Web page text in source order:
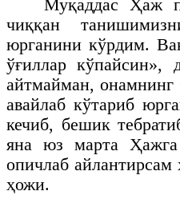
Муқаддас Ҳаж
чиққан
юрганини кўрдим.
ўғиллар
айтмайман, онамнинг
авайлаб кўтариб
кечиб, бешик
яна юз марта
опичлаб
ҳожи.